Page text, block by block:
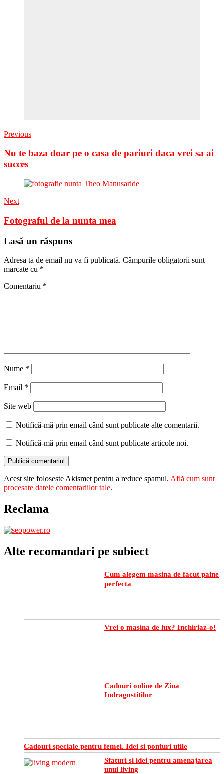
Previous
Nu te baza doar pe o casa de pariuri daca vrei sa ai
succes
Next
Fotograful de la nunta mea
Lasă un răspuns
Adresa ta de email nu va fi publicată. Câmpurile obligatorii sunt
marcate cu *
Comentariu *
Nume *
Email *
Site web
Notifică-mă prin email când sunt publicate alte comentarii.
Notifică-mă prin email când sunt publicate articole noi.
Acest site folosește Akismet pentru a reduce spamul. Află cum sunt
procesate datele comentariilor tale.
Reclama
Alte recomandari pe subiect
Cum alegem masina de facut paine
perfecta
Vrei o masina de lux? Inchiriaz-o!
Cadouri online de Ziua
Indragostitilor
Cadouri speciale pentru femei. Idei si ponturi utile
Sfaturi si idei pentru amenajarea
unui living